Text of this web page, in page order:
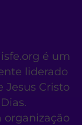
é um
liderado
Jesus Cristo
organização